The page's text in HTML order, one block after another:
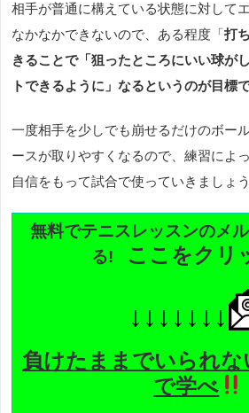
相手が普通に構えている状態に対して
なかなかできないので、ある程度「打
きることで「狙ったところにいい球が
トできるように」なるというのが目標で
一度相手を少しでも崩せるだけのボー
ースが取りやすくなるので、練習によ
自信をもって試合で使っていきましょう
無料でテニスレッスンのメ
る! ここをクリ
↓↓↓↓↓↓↓
負けたままでいられな
で学べ